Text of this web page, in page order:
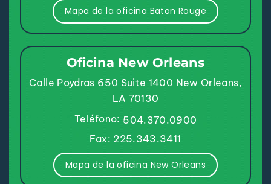
Mapa de la oficina Baton Rouge
Oficina New Orleans
Calle Poydras 650 Suite 1400 New Orleans,
LA 70130
Teléfono: 504.370.0900
Fax: 225.343.3411
Mapa de la oficina New Orleans